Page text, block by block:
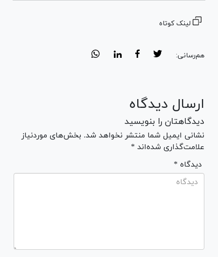
لینک کوتاه
هم‌رسانی:
ارسال دیدگاه
دیدگاهتان را بنویسید
نشانی ایمیل شما منتشر نخواهد شد. بخش‌های موردنیاز
علامت‌گذاری شده‌اند *
* دیدگاه